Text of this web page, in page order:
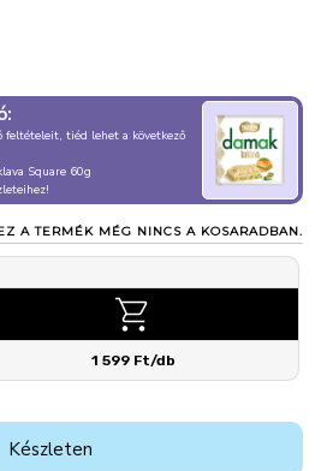
feltételeit, tiéd lehet a következő
Square 60g
A TERMÉK MÉG NINCS A KOSARADBAN.
1 599 Ft/db
Készleten